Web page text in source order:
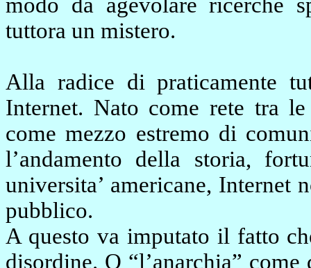
tuttora un mistero.
Alla radice di praticamente
Internet. Nato come rete tra
come mezzo estremo di
l’andamento della storia,
universita’ americane, Internet
pubblico.
A questo va imputato il fatto
disordine. O “l’anarchia”